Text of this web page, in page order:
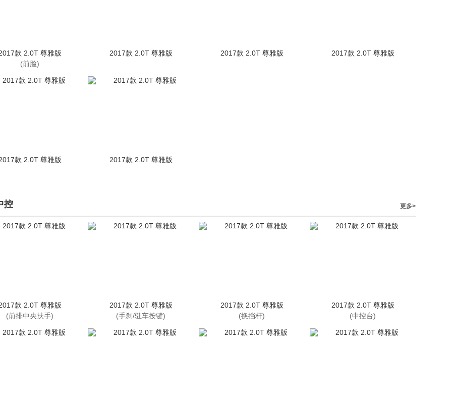
款 2.0T 尊雅版
(前脸)
2017款 2.0T 尊雅版 2017款 2.0T 尊雅版 2017款 2.0T 尊雅版
款 2.0T 尊雅版 2017款 2.0T 尊雅版
控 更多>
款 2.0T 尊雅版
(前排中央扶手)
2017款 2.0T 尊雅版
(手刹/驻车按键)
2017款 2.0T 尊雅版
(换挡杆)
2017款 2.0T 尊雅版
(中控台)